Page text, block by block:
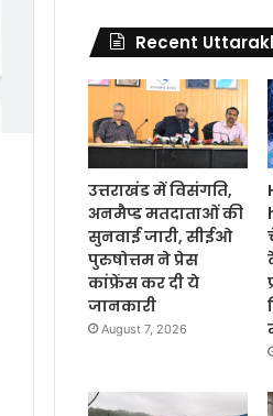
Recent
उत्तराखंड में विसंगति,
अनमैप्ड मतदाताओं की
सुनवाई जारी, सीईओ
पुरुषोत्तम ने प्रेस
कांफ्रेंस कर दी ये
जानकारी
August 7, 2026